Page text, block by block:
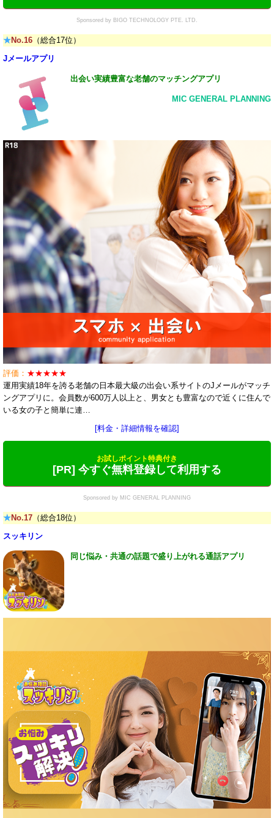
Sponsored by BIGO TECHNOLOGY PTE. LTD.
★No.16 （総合17位）
Jメールアプリ
出会い実績豊富な老舗のマッチングアプリ
MIC GENERAL PLANNING
評価： ★★★★★
運用実績18年を誇る老舗の日本最大級の出会い系サイトのJメールがマッチ
ングアプリに。会員数が600万人以上と、男女とも豊富なので近くに住んで
いる女の子と簡単に連…
[料金・詳細情報を確認]
お試しポイント特典付き
[PR] 今すぐ無料登録して利用する
Sponsored by MIC GENERAL PLANNING
★No.17 （総合18位）
スッキリン
同じ悩み・共通の話題で盛り上がれる通話アプリ